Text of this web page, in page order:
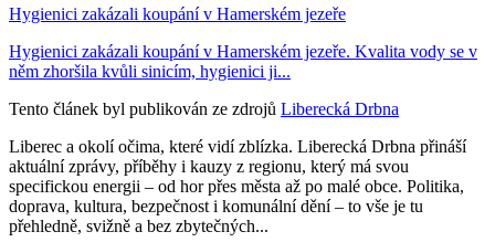
Hygienici zakázali koupání v Hamerském jezeře
Hygienici zakázali koupání v Hamerském jezeře. Kvalita vody se v
něm zhoršila kvůli sinicím, hygienici ji...
Tento článek byl publikován ze zdrojů Liberecká Drbna
Liberec a okolí očima, které vidí zblízka. Liberecká Drbna přináší
aktuální zprávy, příběhy i kauzy z regionu, který má svou
specifickou energii – od hor přes města až po malé obce. Politika,
doprava, kultura, bezpečnost i komunální dění – to vše je tu
přehledně, svižně a bez zbytečných...